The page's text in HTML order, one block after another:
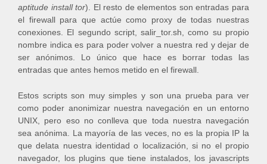
aptitude install tor). El resto de elementos son entradas para
el firewall para que actúe como proxy de todas nuestras
conexiones. El segundo script, salir_tor.sh, como su propio
nombre indica es para poder volver a nuestra red y dejar de
ser anónimos. Lo único que hace es borrar todas las
entradas que antes hemos metido en el firewall.
Estos scripts son muy simples y son una prueba para ver
como poder anonimizar nuestra navegación en un entorno
UNIX, pero eso no conlleva que toda nuestra navegación
sea anónima. La mayoría de las veces, no es la propia IP la
que delata nuestra identidad o localización, si no el propio
navegador, los plugins que tiene instalados, los javascripts